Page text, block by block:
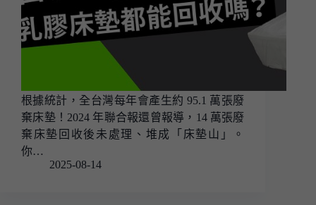
根據統計，全台灣每年會產生約 95.1 萬張廢
棄床墊！2024 年聯合報還曾報導，14 萬張廢
棄床墊回收後未處理、堆成「床墊山」。
你…
2025-08-14